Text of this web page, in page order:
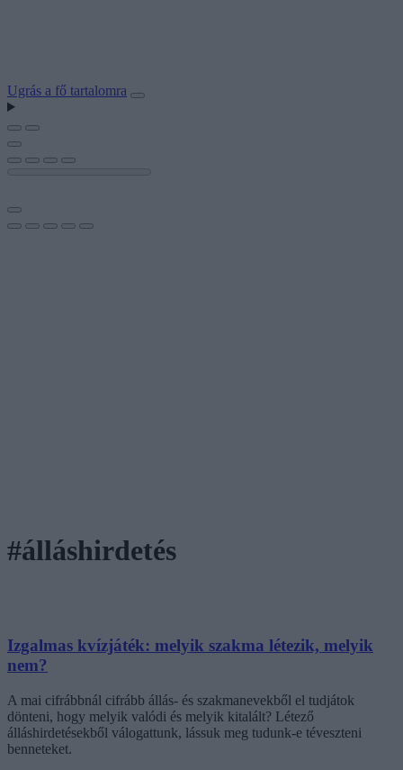
Ugrás a fő tartalomra
#álláshirdetés
Izgalmas kvízjáték: melyik szakma létezik, melyik
nem?
A mai cifrábbnál cifrább állás- és szakmanevekből el tudjátok
dönteni, hogy melyik valódi és melyik kitalált? Létező
álláshirdetésekből válogattunk, lássuk meg tudunk-e téveszteni
benneteket.